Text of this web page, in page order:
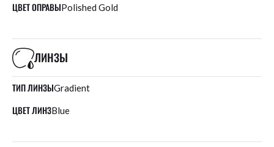
ЦВЕТ ОПРАВЫPolished Gold
ЛИНЗЫ
ТИП ЛИНЗЫGradient
ЦВЕТ ЛИНЗBlue